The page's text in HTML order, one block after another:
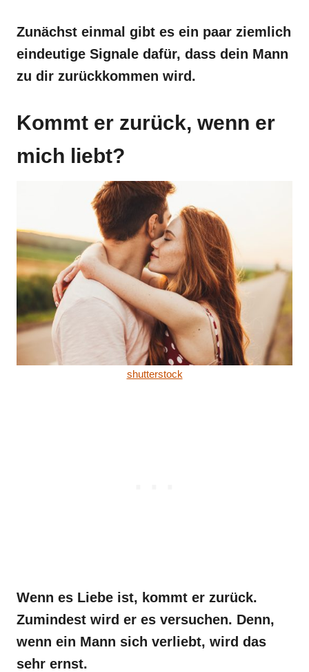
Zunächst einmal gibt es ein paar ziemlich
eindeutige Signale dafür, dass dein Mann
zu dir zurückkommen wird.
Kommt er zurück, wenn er
mich liebt?
shutterstock
Wenn es Liebe ist, kommt er zurück.
Zumindest wird er es versuchen. Denn,
wenn ein Mann sich verliebt, wird das
sehr ernst.